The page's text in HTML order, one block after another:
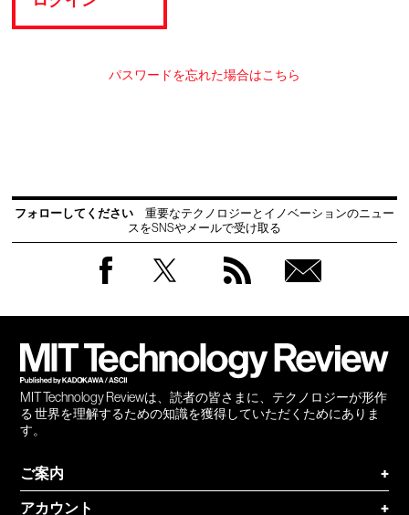
パスワードを忘れた場合はこちら
フォローしてください
重要なテクノロジーとイノベーションのニュー
スをSNSやメールで受け取る
MIT Technology Reviewは、読者の皆さまに、テクノロジーが形作
る 世界を理解するための知識を獲得していただくためにありま
す。
ご案内
+
アカウント
+